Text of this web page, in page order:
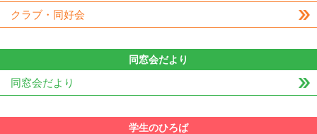
クラブ・同好会
同窓会だより
同窓会だより
学生のひろば